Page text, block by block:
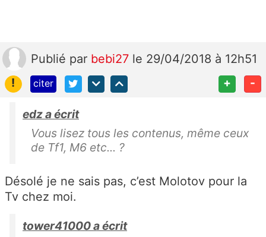
Publié par bebi27 le 29/04/2018 à 12h51
!
citer + -
edz a écrit
Vous lisez tous les contenus, même ceux
de Tf1, M6 etc... ?
Désolé je ne sais pas, c’est Molotov pour la
Tv chez moi.
tower41000 a écrit